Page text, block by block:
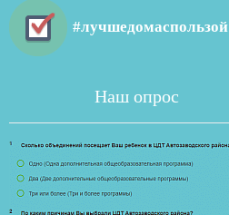
#лучшедомаспользой
Наш опрос